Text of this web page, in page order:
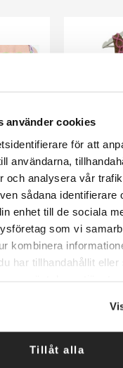
använder cookies
för att
användarna,
och analysera vår
sådana identifierare
enhet till de sociala
som vi
kombinera
har tillhandahållit eller
Tillåt alla
kr
Välj